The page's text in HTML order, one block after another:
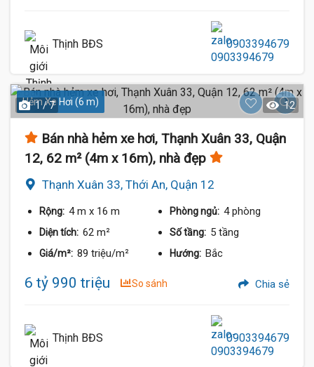
Thịnh BĐS 0903394679
Hẻm Xe Hơi (6 m)
1 / 7 12
Bán nhà hẻm xe hơi, Thạnh Xuân 33, Quận
12, 62 m² (4m x 16m), nhà đẹp
Thạnh Xuân 33, Thới An, Quận 12
Rộng: 4 m x 16 m Phòng ngủ: 4 phòng
Diện tích: 62 m² Số tầng: 5 tầng
Giá/m²: 89 triệu/m² Hướng: Bắc
6 tỷ 990 triệu So sánh Chia sẻ
Thịnh BĐS 0903394679